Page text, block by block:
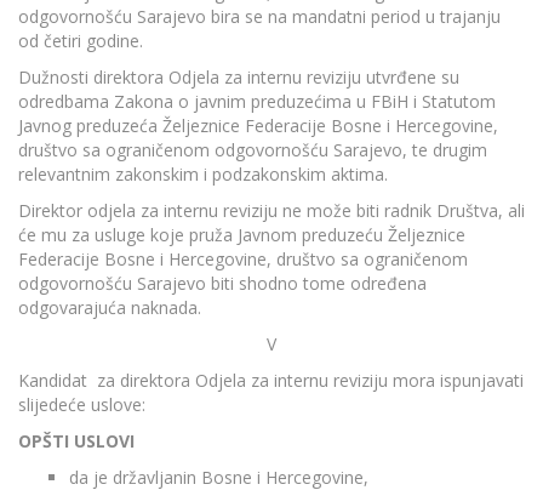
odgovornošću Sarajevo bira se na mandatni period u trajanju
od četiri godine.
Dužnosti direktora Odjela za internu reviziju utvrđene su
odredbama Zakona o javnim preduzećima u FBiH i Statutom
Javnog preduzeća Željeznice Federacije Bosne i Hercegovine,
društvo sa ograničenom odgovornošću Sarajevo, te drugim
relevantnim zakonskim i podzakonskim aktima.
Direktor odjela za internu reviziju ne može biti radnik Društva, ali
će mu za usluge koje pruža Javnom preduzeću Željeznice
Federacije Bosne i Hercegovine, društvo sa ograničenom
odgovornošću Sarajevo biti shodno tome određena
odgovarajuća naknada.
V
Kandidat za direktora Odjela za internu reviziju mora ispunjavati
slijedeće uslove:
OPŠTI USLOVI
da je državljanin Bosne i Hercegovine,